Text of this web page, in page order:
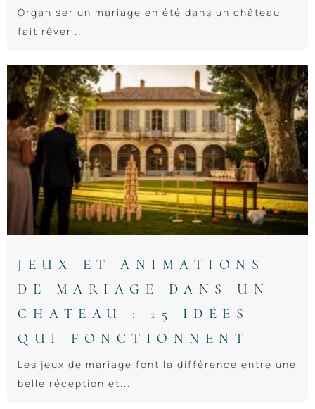
Organiser un mariage en été dans un château
fait rêver...
JEUX ET ANIMATIONS
DE MARIAGE DANS UN
CHATEAU : 15 IDÉES
QUI FONCTIONNENT
Les jeux de mariage font la différence entre une
belle réception et...